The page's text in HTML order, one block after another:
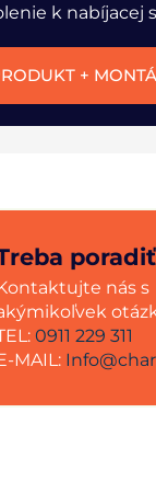
k nabíjacej
+
nás s
0911 229 311
MAIL: